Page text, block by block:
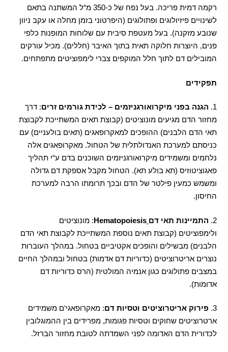
רקמה דמית פריכה.בעל נפח של כ-350 מ“ל המשתנה בתאם
לשינויים פיזיולוגים ופתולוגים (היפרטוני בזמן מחלה או עקב ניוון
שנובע מזקנה).בעל מעטפת סיבית עם שלוחות המופנות כלפי
פנים, היוצרות חלוקה תאית בתוך האיבר (חללים).מכיל עורקים
המובילים דם לתוך חלל המוקפים צברי לימפוציטים מתפתחים.
תפקידים
1. הגנה בפני מיקרואורגניזמים– לכידת גורמים זרים:דרך
מחזור הדם מגיעים מונוציטים (קבוצת תאים המשתייכת לקבוצת
תאי הדם הלבנים) ההופכים למאקרופאגים (תאים בולעניים) עם
כניסתם למערכת האנדולתלית של הטחול.מאקרופאגים אלה
נלחמים ומשמידים מיקרואורגניזמים השוכנים בדם ע“י תהליך
פאגוציטוזיס (תא בולע תא). הטחול מקבל אספקת דם גדולה
ומשמש כמעין פילטר של הדם ובכך תרומתו הרבה למערכת
החיסון.
2. התמיינות תאי דם Hematopoiesis
:מונוציטים
ולימפוציטים (קבוצת תאים נוספת המשתייכת לקבוצת תאי הדם
הלבנים)מבשילים והופכים אקטיביים בטחול.במהלך העוברות
נוצרים אריטרוציטים (כדוריות דם אדמות)בטחול ובמהלך החיים
במצבים פתולוגים כגון אנמיה המולטית (הרס כדוריות דם
אדומות).
3. פירוק אריטרוציטים וטסיות דם:מאקרופאגי‘ם משמידים
ארטרוציטים שחוקים וטסיות פגומות,מפרידים בין ההמוגלובין
לכדורית הדם האדומה לפני השמדתה לטובת מחזור הברזל.